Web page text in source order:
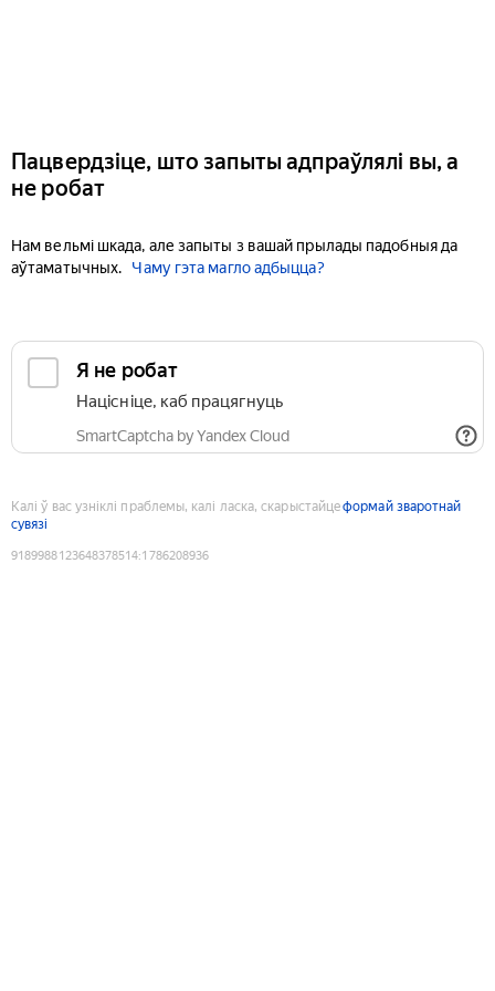
Пацвердзіце, што запыты адпраўлялі вы, а
не робат
Нам вельмі шкада, але запыты з вашай прылады падобныя да
аўтаматычных.
Чаму гэта магло адбыцца?
Я не робат
Націсніце, каб працягнуць
SmartCaptcha by Yandex Cloud
Калі ў вас узніклі праблемы, калі ласка, скарыстайцеформай зваротнай
сувязі
9189988123648378514:1786208936